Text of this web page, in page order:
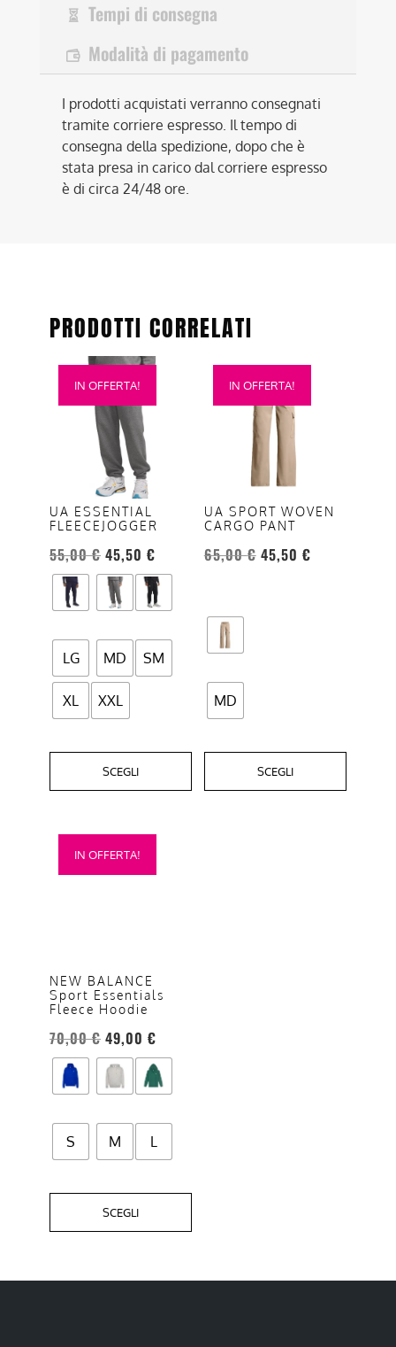
Tempi di consegna
Modalità di pagamento
I prodotti acquistati verranno consegnati
tramite corriere espresso. Il tempo di
consegna della spedizione, dopo che è
stata presa in carico dal corriere espresso
è di circa 24/48 ore.
PRODOTTI CORRELATI
IN OFFERTA!
UA ESSENTIAL
FLEECEJOGGER
55,00€ 45,50 €
LG MD SM
XL XXL
SCEGLI
Questo
prodotto
varianti.
opzioni
possono
essere
scelte
nella
del
prodotto
IN OFFERTA!
UA SPORT WOVEN
CARGO PANT
65,00€ 45,50 €
MD
SCEGLI
Questo
prodotto
varianti.
opzioni
possono
essere
pagina
del
IN OFFERTA!
NEW BALANCE
Sport Essentials
Fleece Hoodie
70,00€ 49,00 €
S M L
SCEGLI
Questo
prodotto
opzioni
possono
essere
scelte
nella
pagina
prodotto